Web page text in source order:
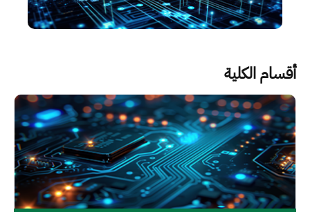
أقسام الكلية
الصورة